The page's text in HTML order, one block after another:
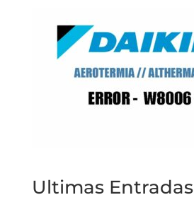
Ultimas Entradas